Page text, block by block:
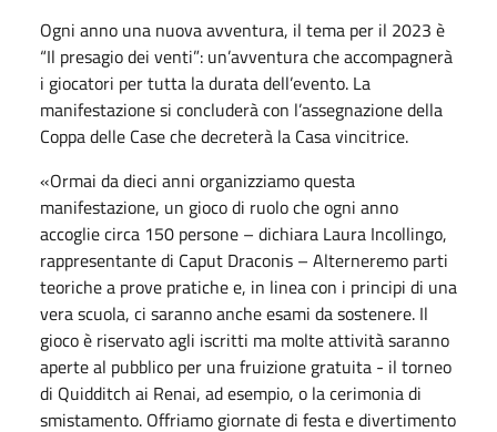
Ogni anno una nuova avventura, il tema per il 2023 è
“Il presagio dei venti”: un’avventura che accompagnerà
i giocatori per tutta la durata dell’evento. La
manifestazione si concluderà con l’assegnazione della
Coppa delle Case che decreterà la Casa vincitrice.
«Ormai da dieci anni organizziamo questa
manifestazione, un gioco di ruolo che ogni anno
accoglie circa 150 persone – dichiara Laura Incollingo,
rappresentante di Caput Draconis – Alterneremo parti
teoriche a prove pratiche e, in linea con i principi di una
vera scuola, ci saranno anche esami da sostenere. Il
gioco è riservato agli iscritti ma molte attività saranno
aperte al pubblico per una fruizione gratuita - il torneo
di Quidditch ai Renai, ad esempio, o la cerimonia di
smistamento. Offriamo giornate di festa e divertimento